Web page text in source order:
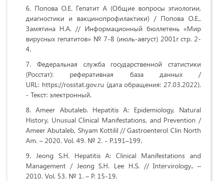
Попова О.Е. Гепатит А (Общие вопросы этиологии,
диагностики и вакцинопрофилактики) / Попова О.Е.,
Замятина Н.А. // Информационный бюллетень «Мир
вирусных гепатитов» № 7-8 (июль-август) 2001г стр. 2-
4.
Федеральная служба государственной статистики
(Росстат): реферативная база данных /
URL: https://rosstat.gov.ru (дата обращения: 27.03.2022).
- Текст: электронный.
Ameer Abutaleb. Hepatitis A: Epidemiology, Natural
History, Unusual Clinical Manifestations, and Prevention /
Ameer Abutaleb, Shyam Kottilil // Gastroenterol Clin North
Am. – 2020. Vol. 49. № 2. - P.191–199.
Jeong S.H. Hepatitis A: Clinical Manifestations and
Management / Jeong S.H. Lee H.S. // Intervirology. –
2010. Vol. 53. № 1. – P. 15-19.